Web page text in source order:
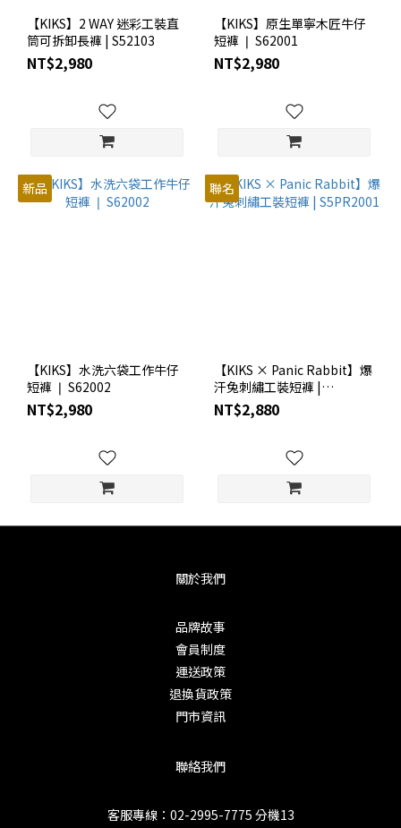
【KIKS】2 WAY 迷彩工裝直
筒可拆卸長褲 | S52103
NT$2,980
【KIKS】原生單寧木匠牛仔
短褲 ❘ S62001
NT$2,980
新品
【KIKS】水洗六袋工作牛仔
短褲 ❘ S62002
NT$2,980
聯名
【KIKS × Panic Rabbit】爆
汗兔刺繡工裝短褲 |
S5PR2001
NT$2,880
關於我們
品牌故事
會員制度
運送政策
退換貨政策
門市資訊
聯絡我們
客服專線：02-2995-7775 分機13